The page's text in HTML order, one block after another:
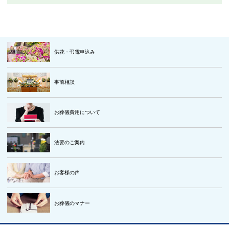
供花・弔電申込み
事前相談
お葬儀費用について
法要のご案内
お客様の声
お葬儀のマナー